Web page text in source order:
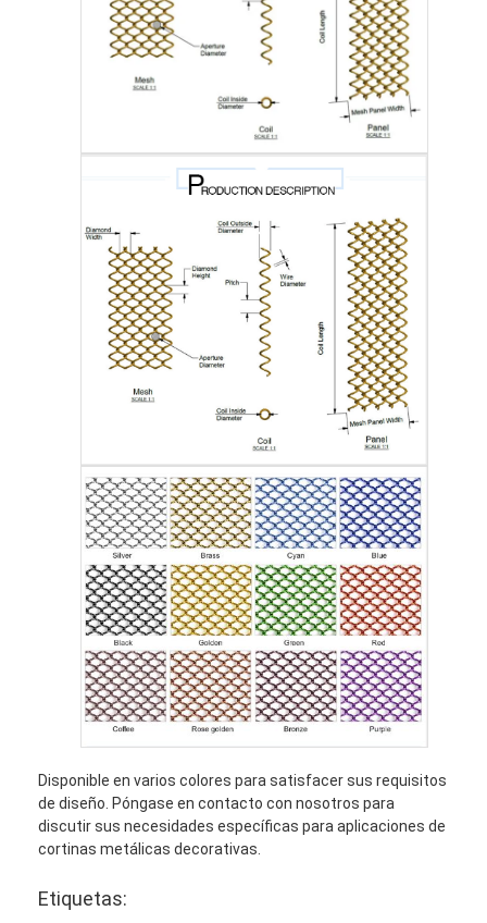
Disponible en varios colores para satisfacer sus requisitos
de diseño. Póngase en contacto con nosotros para
discutir sus necesidades específicas para aplicaciones de
cortinas metálicas decorativas.
Etiquetas: